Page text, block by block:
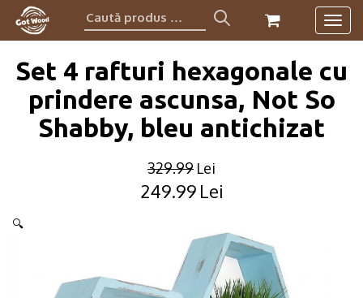
Caută
produs:
Set 4 rafturi hexagonale cu
prindere ascunsa, Not So
Shabby, bleu antichizat
329.99 Lei
Original
329.99lei.
249.99 Lei
Current
249.99lei.
🔍